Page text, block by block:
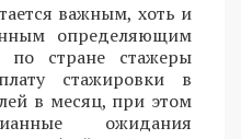
важным, хоть и
определяющим
стране стажеры
стажировки в
в месяц, при этом
ожидания